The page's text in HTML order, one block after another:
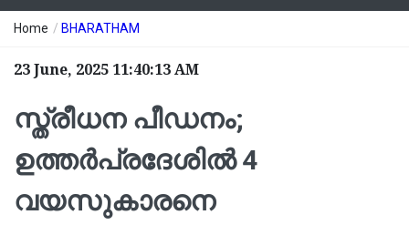
Home / BHARATHAM
23 June, 2025 11:40:13 AM
സ്ത്രീധന പീഡനം;
ഉത്തർപ്രദേശിൽ 4
വയസുകാരനെ